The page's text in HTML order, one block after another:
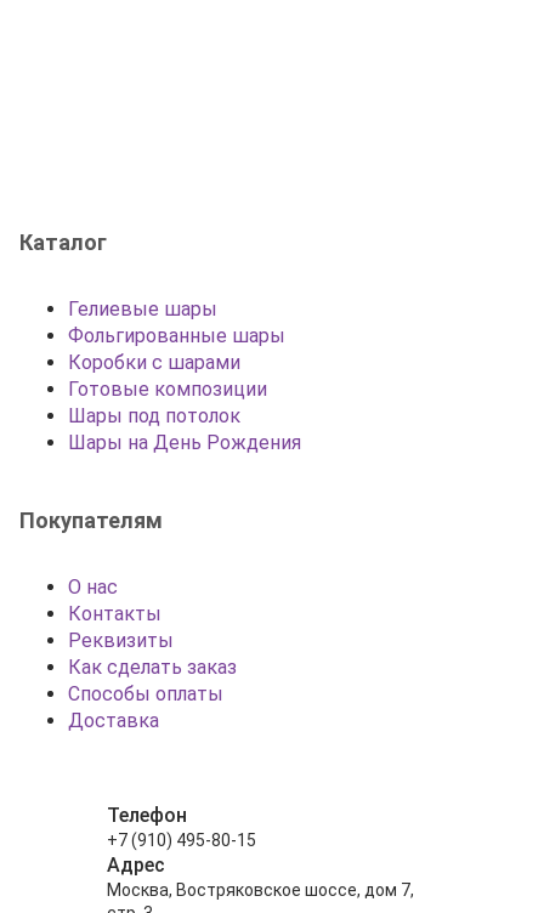
Каталог
Гелиевые шары
Фольгированные шары
Коробки с шарами
Готовые композиции
Шары под потолок
Шары на День Рождения
Покупателям
О нас
Контакты
Реквизиты
Как сделать заказ
Способы оплаты
Доставка
Телефон
+7 (910) 495-80-15
Адрес
Москва, Востряковское шоссе, дом 7,